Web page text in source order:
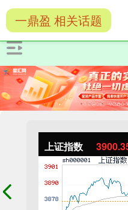
上证指数
一鼎盈 相关话题